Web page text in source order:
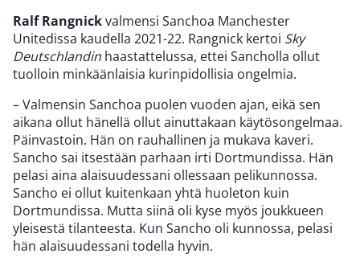
Ralf Rangnickvalmensi Sanchoa Manchester
Unitedissa kaudella 2021-22. Rangnick kertoi Sky
Deutschlandin haastattelussa, ettei Sancholla ollut
tuolloin minkäänlaisia kurinpidollisia ongelmia.
– Valmensin Sanchoa puolen vuoden ajan, eikä sen
aikana ollut hänellä ollut ainuttakaan käytösongelmaa.
Päinvastoin. Hän on rauhallinen ja mukava kaveri.
Sancho sai itsestään parhaan irti Dortmundissa. Hän
pelasi aina alaisuudessani ollessaan pelikunnossa.
Sancho ei ollut kuitenkaan yhtä huoleton kuin
Dortmundissa. Mutta siinä oli kyse myös joukkueen
yleisestä tilanteesta. Kun Sancho oli kunnossa, pelasi
hän alaisuudessani todella hyvin.